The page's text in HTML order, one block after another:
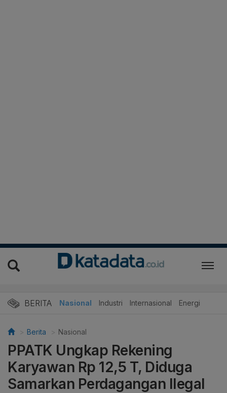
BERITA Nasional Industri Internasional Energi
Berita Nasional
PPATK Ungkap Rekening
Karyawan Rp 12,5 T, Diduga
Samarkan Perdagangan Ilegal